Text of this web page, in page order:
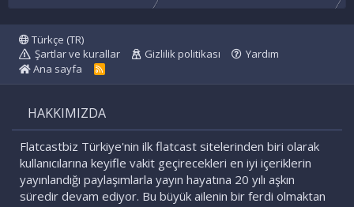
Türkçe (TR)
Şartlar ve kurallar
Gizlilik politikası
Yardım
Ana sayfa
R
HAKKIMIZDA
Flatcastbiz Türkiye'nin ilk flatcast sitelerinden biri olarak
kullanıcılarına keyifle vakit geçirecekleri en iyi içeriklerin
yayınlandığı paylaşımlarla yayın hayatına 20 yılı aşkın
süredir devam ediyor. Bu büyük ailenin bir ferdi olmaktan